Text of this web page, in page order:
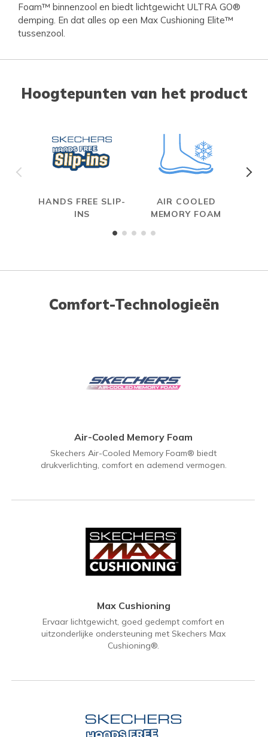
Foam™ binnenzool en biedt lichtgewicht ULTRA GO®
demping. En dat alles op een Max Cushioning Elite™
tussenzool.
Hoogtepunten van het product
HANDS FREE SLIP-
INS
AIR COOLED
MEMORY FOAM
Comfort-Technologieën
Air-Cooled Memory Foam
Skechers Air-Cooled Memory Foam® biedt
drukverlichting, comfort en ademend vermogen.
Max Cushioning
Ervaar lichtgewicht, goed gedempt comfort en
uitzonderlijke ondersteuning met Skechers Max
Cushioning®.